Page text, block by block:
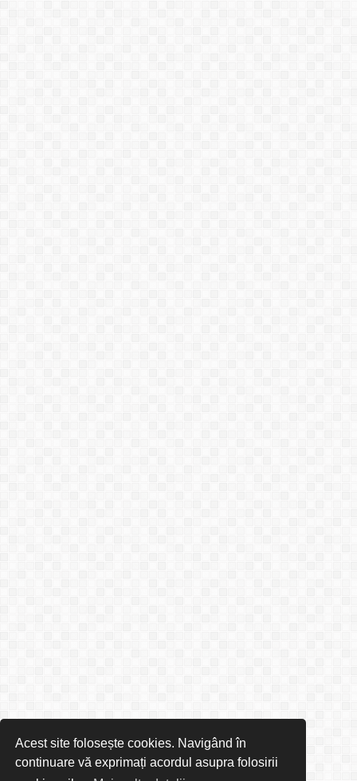
Acest site folosește cookies. Navigând în
continuare vă exprimați acordul asupra folosirii